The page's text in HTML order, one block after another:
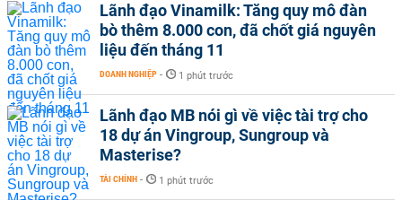
Lãnh đạo Vinamilk: Tăng quy mô đàn
bò thêm 8.000 con, đã chốt giá nguyên
liệu đến tháng 11
DOANH NGHIỆP - 1 phút trước
Lãnh đạo MB nói gì về việc tài trợ cho
18 dự án Vingroup, Sungroup và
Masterise?
TÀI CHÍNH - 1 phút trước